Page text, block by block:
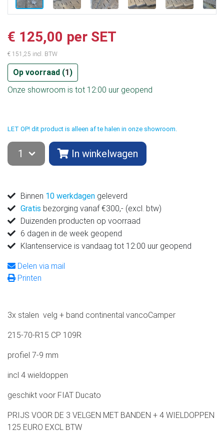
€ 125,00 per SET
€ 151,25 incl. BTW
Op voorraad (1)
Onze showroom is tot 12:00 uur geopend
LET OP! dit product is alleen af te halen in onze showroom.
In winkelwagen
Binnen 10 werkdagen geleverd
Gratis bezorging vanaf €300,- (excl. btw)
Duizenden producten op voorraad
6 dagen in de week geopend
Klantenservice is vandaag tot 12:00 uur geopend
Delen via mail
Printen
3x stalen velg + band continental vancoCamper
215-70-R15 CP 109R
profiel 7-9 mm
incl 4 wieldoppen
geschikt voor FIAT Ducato
PRIJS VOOR DE 3 VELGEN MET BANDEN + 4 WIELDOPPEN
125 EURO EXCL BTW